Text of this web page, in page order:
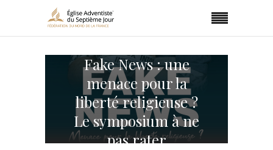
Fake News : une
menace pour la
liberté religieuse ?
Le symposium à ne
pas rater